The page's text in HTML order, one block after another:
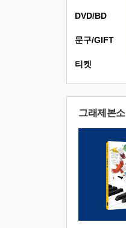
DVD/BD
문구/GIFT
티켓
그래제본소